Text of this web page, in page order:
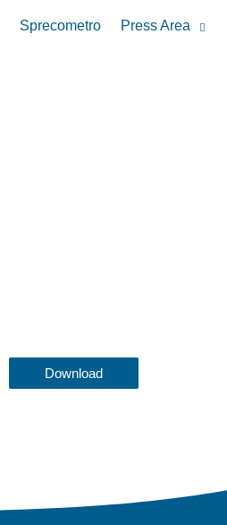
Sprecometro Press Area
Download